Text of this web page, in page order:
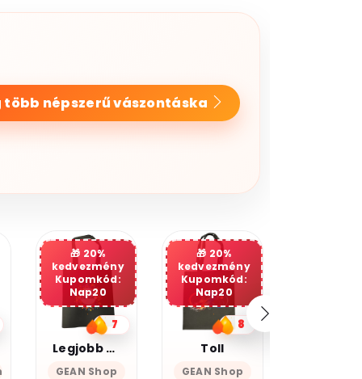
több népszerű vászontáska
20%
kedvezmény
Kupomkód:
Nap20
8
Toll
GEAN Shop
5
Magnolion Merch